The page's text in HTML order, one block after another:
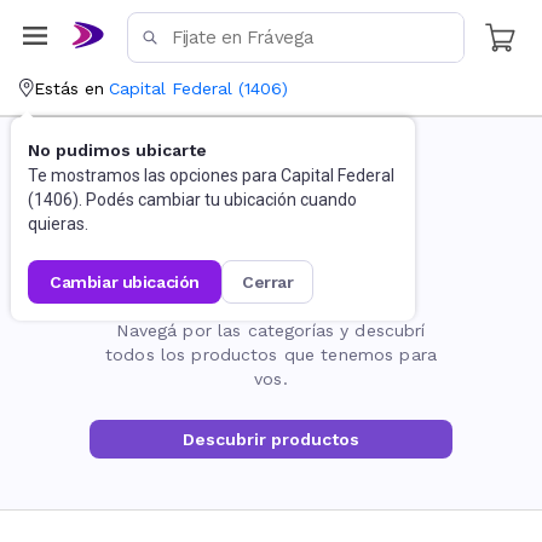
Estás en Capital Federal (1406)
No pudimos ubicarte
Te mostramos las opciones para Capital Federal
(1406). Podés cambiar tu ubicación cuando
quieras.
cambiar ubicación cerrar
La página no existe
Navegá por las categorías y descubrí
todos los productos que tenemos para
vos.
Descubrir productos